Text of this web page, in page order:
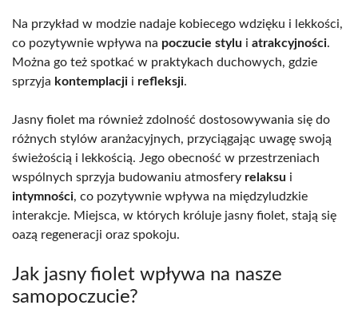
Na przykład w modzie nadaje kobiecego wdzięku i lekkości,
co pozytywnie wpływa na poczucie stylu i atrakcyjności.
Można go też spotkać w praktykach duchowych, gdzie
sprzyja kontemplacji i refleksji.
Jasny fiolet ma również zdolność dostosowywania się do
różnych stylów aranżacyjnych, przyciągając uwagę swoją
świeżością i lekkością. Jego obecność w przestrzeniach
wspólnych sprzyja budowaniu atmosfery relaksu i
intymności, co pozytywnie wpływa na międzyludzkie
interakcje. Miejsca, w których króluje jasny fiolet, stają się
oazą regeneracji oraz spokoju.
Jak jasny fiolet wpływa na nasze
samopoczucie?